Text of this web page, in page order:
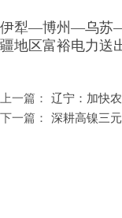
伊犁—博州—乌苏—
疆地区富裕电力送
上一篇：
辽宁：加快
下一篇：
深耕高镍三